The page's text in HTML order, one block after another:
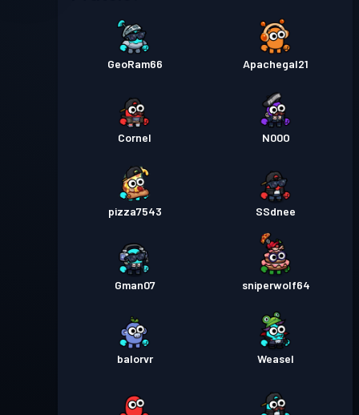
GeoRam66 Apachegal21
Cornel N00O
pizza7543 SSdnee
Gman07 sniperwolf64
balorvr Weasel